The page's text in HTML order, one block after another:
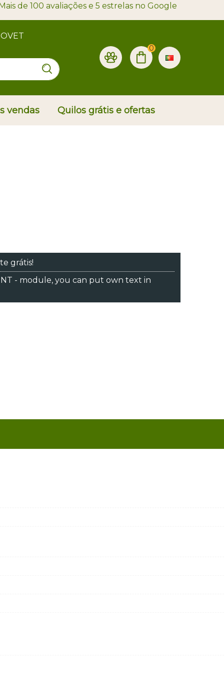
de 100 avaliações e 5 estrelas no Google
0
vendas Quilos grátis e ofertas
grátis!
- module, you can put own text in